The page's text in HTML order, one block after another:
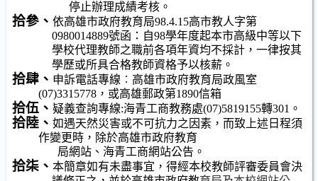
停止辦理成績考核。
拾參、 依高雄市政府教育局98.4.15高市教人字第
0980014889號函：自98學年度起本市高級中等以下
學校代理教師之職前各項年資均不採計，一律按其
學歷或所具合格教師資格予以核薪。
拾肆、 申訴電話專線︰高雄市政府教育局政風室
(07)3315778 ，或高雄郵政第1890信箱
拾伍、 疑義查詢專線:海青工商教務處(07)5819155轉301 。
拾陸、 如遇天然災害或不可抗力之因素，而致上述日程須
作變更時，除於高雄市政府教育
局網站、海青工商網站公告。
拾柒、 本簡章如有未盡事宜，得經本校教師評審委員會決